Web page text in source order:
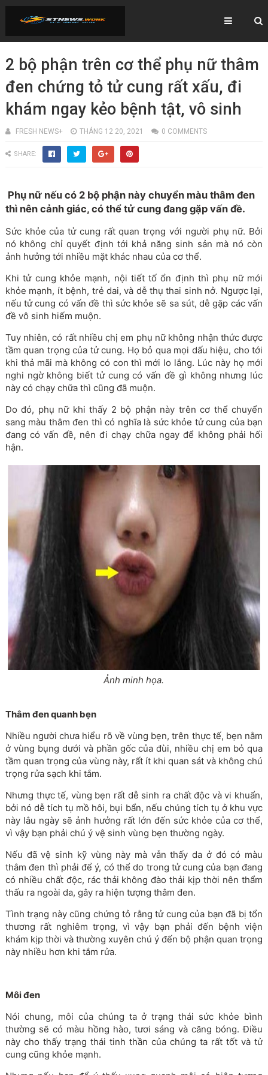
2 bộ phận trên cơ thể phụ nữ thâm
đen chứng tỏ tử cung rất xấu, đi
khám ngay kẻo bệnh tật, vô sinh
FRESH NEWS+ THÁNG 12 20, 2021 0 COMMENTS
SHARE:
Phụ nữ nếu có 2 bộ phận này chuyển màu thâm đen
thì nên cảnh giác, có thể tử cung đang gặp vấn đề.
Sức khỏe của tử cung rất quan trọng với người phụ nữ. Bởi
nó không chỉ quyết định tới khả năng sinh sản mà nó còn
ảnh hưởng tới nhiều mặt khác nhau của cơ thể.
Khi tử cung khỏe mạnh, nội tiết tố ổn định thì phụ nữ mới
khỏe mạnh, ít bệnh, trẻ dai, và dễ thụ thai sinh nở. Ngược lại,
nếu tử cung có vấn đề thì sức khỏe sẽ sa sút, dễ gặp các vấn
đề vô sinh hiếm muộn.
Tuy nhiên, có rất nhiều chị em phụ nữ không nhận thức được
tầm quan trọng của tử cung. Họ bỏ qua mọi dấu hiệu, cho tới
khi thả mãi mà không có con thì mới lo lắng. Lúc này họ mới
nghi ngờ không biết tử cung có vấn đề gì không nhưng lúc
này có chạy chữa thì cũng đã muộn.
Do đó, phụ nữ khi thấy 2 bộ phận này trên cơ thể chuyển
sang màu thâm đen thì có nghĩa là sức khỏe tử cung của bạn
đang có vấn đề, nên đi chạy chữa ngay để không phải hối
hận.
Ảnh minh họa.
Thâm đen quanh bẹn
Nhiều người chưa hiểu rõ về vùng bẹn, trên thực tế, bẹn nằm
ở vùng bụng dưới và phần gốc của đùi, nhiều chị em bỏ qua
tầm quan trọng của vùng này, rất ít khi quan sát và không chú
trọng rửa sạch khi tắm.
Nhưng thực tế, vùng bẹn rất dễ sinh ra chất độc và vi khuẩn,
bởi nó dễ tích tụ mồ hôi, bụi bẩn, nếu chúng tích tụ ở khu vực
này lâu ngày sẽ ảnh hưởng rất lớn đến sức khỏe của cơ thể,
vì vậy bạn phải chú ý vệ sinh vùng bẹn thường ngày.
Nếu đã vệ sinh kỹ vùng này mà vẫn thấy da ở đó có màu
thâm đen thì phải để ý, có thể do trong tử cung của bạn đang
có nhiều chất độc, rác thải không đào thải kịp thời nên thẩm
thấu ra ngoài da, gây ra hiện tượng thâm đen.
Tình trạng này cũng chứng tỏ rằng tử cung của bạn đã bị tổn
thương rất nghiêm trọng, vì vậy bạn phải đến bệnh viện
khám kịp thời và thường xuyên chú ý đến bộ phận quan trọng
này nhiều hơn khi tắm rửa.
Môi đen
Nói chung, môi của chúng ta ở trạng thái sức khỏe bình
thường sẽ có màu hồng hào, tươi sáng và căng bóng. Điều
này cho thấy trạng thái tinh thần của chúng ta rất tốt và tử
cung cũng khỏe mạnh.